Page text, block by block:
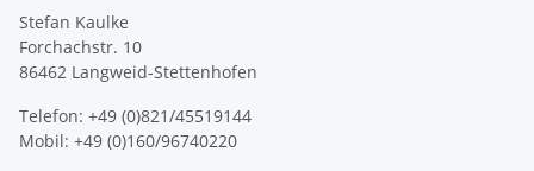
Stefan Kaulke
Forchachstr. 10
86462 Langweid-Stettenhofen
Telefon: +49 (0)821/45519144
Mobil: +49 (0)160/96740220